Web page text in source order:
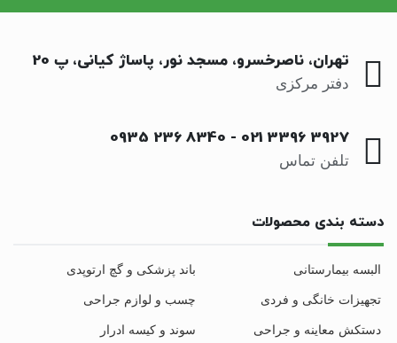
تهران، ناصرخسرو، مسجد نور، پاساژ کیانی، پ 20
دفتر مرکزی
021 3396 3927
-
0935 236 8340
تلفن تماس
دسته بندی محصولات
البسه بیمارستانی باند پزشکی و گچ ارتوپدی
تجهیزات خانگی و فردی چسب و لوازم جراحی
دستکش معاینه و جراحی سوند و کیسه ادرار